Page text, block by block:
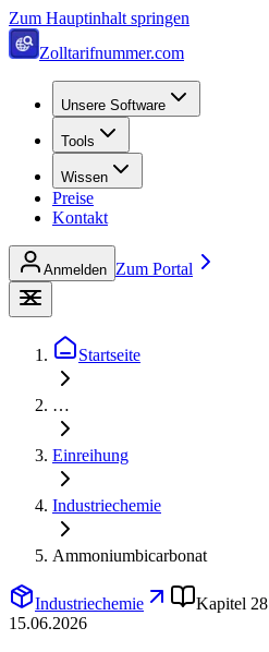
Zum Hauptinhalt springen
Zolltarifnummer.com
Unsere Software
Tools
Wissen
Preise
Kontakt
Anmelden Zum Portal
Startseite
…
Einreihung
Industriechemie
Ammoniumbicarbonat
Industriechemie Kapitel 28
15.06.2026